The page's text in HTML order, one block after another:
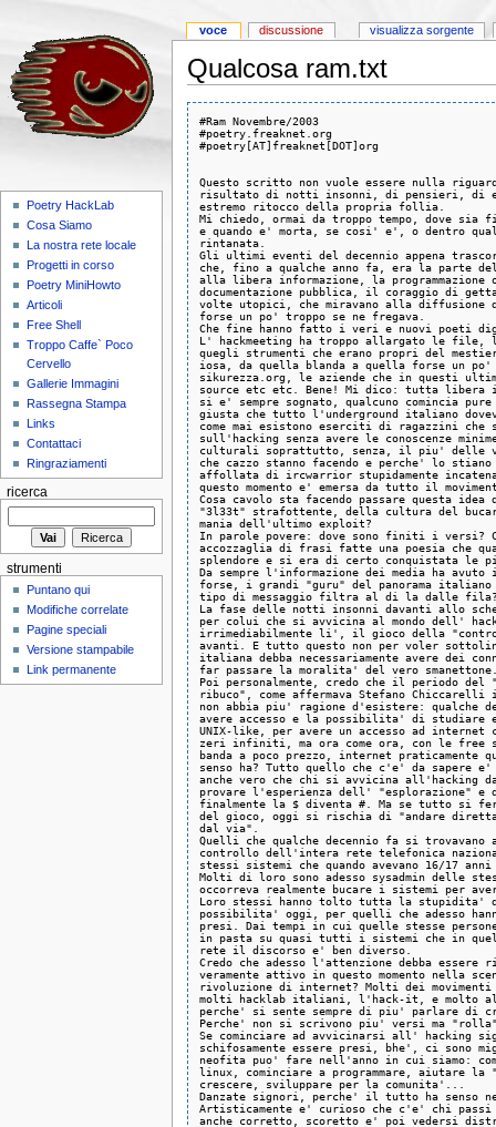
Qualcosa ram.txt
#Ram Novembre/2003
#poetry.freaknet.org
#poetry[AT]freaknet[DOT]org
Questo scritto non vuole essere nulla
risultato di notti insonni, di pensieri, di
estremo ritocco della propria follia.
Mi chiedo, ormai da troppo tempo, dove
e quando e' morta, se cosi' e', o dentro
rintanata.
Gli ultimi eventi del decennio appena
che, fino a qualche anno fa, era la parte
alla libera informazione, la
documentazione pubblica, il coraggio di
volte utopici, che miravano alla diffusione
forse un po' troppo se ne fregava.
Che fine hanno fatto i veri e nuovi poeti
L' hackmeeting ha troppo allargato le file,
quegli strumenti che erano propri del
iosa, da quella blanda a quella forse un
sikurezza.org, le aziende che in questi
source etc etc. Bene! Mi dico: tutta libera
si e' sempre sognato, qualcuno comincia
giusta che tutto l'underground italiano
come mai esistono eserciti di ragazzini
sull'hacking senza avere le conoscenze
culturali soprattutto, senza, il piu' delle
che cazzo stanno facendo e perche' lo stiano
affollata di ircwarrior stupidamente
questo momento e' emersa da tutto il
Cosa cavolo sta facendo passare questa
"3l33t" strafottente, della cultura del
mania dell'ultimo exploit?
In parole povere: dove sono finiti i versi?
accozzaglia di frasi fatte una poesia che
splendore e si era di certo conquistata le
Da sempre l'informazione dei media ha
forse, i grandi "guru" del panorama italiano
tipo di messaggio filtra al di la dalle
La fase delle notti insonni davanti allo
per colui che si avvicina al mondo dell'
irrimediabilmente li', il gioco della
avanti. E tutto questo non per voler
italiana debba necessariamente avere dei
far passare la moralita' del vero
Poi personalmente, credo che il periodo del
ribuco", come affermava Stefano
non abbia piu' ragione d'esistere: qualche
avere accesso e la possibilita' di studiare
UNIX-like, per avere un accesso ad
zeri infiniti, ma ora come ora, con le free
banda a poco prezzo, internet praticamente
senso ha? Tutto quello che c'e' da sapere
anche vero che chi si avvicina all'hacking
provare l'esperienza dell' "esplorazione" e
finalmente la $ diventa #. Ma se tutto si
del gioco, oggi si rischia di "andare
dal via".
Quelli che qualche decennio fa si trovavano
controllo dell'intera rete telefonica
stessi sistemi che quando avevano 16/17
Molti di loro sono adesso sysadmin delle
occorreva realmente bucare i sistemi per
Loro stessi hanno tolto tutta la stupidita'
possibilita' oggi, per quelli che adesso
presi. Dai tempi in cui quelle stesse
in pasta su quasi tutti i sistemi che in quel
rete il discorso e' ben diverso.
Credo che adesso l'attenzione debba
veramente attivo in questo momento nella
rivoluzione di internet? Molti dei
molti hacklab italiani, l'hack-it, e molto
perche' si sente sempre di piu' parlare di
Perche' non si scrivono piu' versi ma
Se cominciare ad avvicinarsi all' hacking
schifosamente essere presi, bhe', ci sono
neofita puo' fare nell'anno in cui siamo:
linux, cominciare a programmare, aiutare la
crescere, sviluppare per la comunita'...
Danzate signori, perche' il tutto ha senso
Artisticamente e' curioso che c'e' chi passi
anche corretto, scoretto e' poi vedersi
voce discussione visualizza sorgente
Poetry HackLab
Cosa Siamo
La nostra rete locale
Progetti in corso
Poetry MiniHowto
Articoli
Free Shell
Troppo Caffe` Poco
Cervello
Gallerie Immagini
Rassegna Stampa
Links
Contattaci
Ringraziamenti
ricerca
strumenti
Puntano qui
Modifiche correlate
Pagine speciali
Versione stampabile
Link permanente